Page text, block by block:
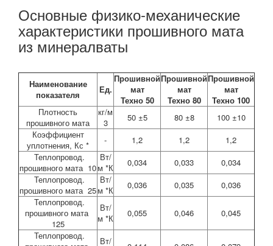
Основные физико-механические
характеристики прошивного мата
из минералваты
Наименование
показателя
Ед.
Прошивной
мат
Техно 50
Прошивной
мат
Техно 80
Прошивной
мат
Техно 100
Плотность
прошивного мата
кг/м
3
50 ±5 80 ±8
100 ±10
Коэффициент
уплотнения, Кс *
- 1,2 1,2
1,2
Теплопровод.
прошивного мата 10
Вт/
м *К
0,034 0,033
0,034
Теплопровод.
прошивного мата 25
Вт/
м *К
0,036 0,035
0,036
Теплопровод.
прошивного мата
125
Вт/
м *К
0,055 0,046
0,045
Теплопровод.
Вт/